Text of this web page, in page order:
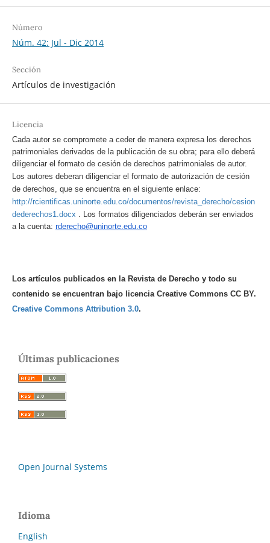
Número
Núm. 42: Jul - Dic 2014
Sección
Artículos de investigación
Licencia
Cada autor se compromete a ceder de manera expresa los derechos
patrimoniales derivados de la publicación de su obra; para ello deberá
diligenciar el formato de cesión de derechos patrimoniales de autor.
Los autores deberan diligenciar el formato de autorización de cesión
de derechos, que se encuentra en el siguiente enlace:
http://rcientificas.uninorte.edu.co/documentos/revista_derecho/cesion
dederechos1.docx . Los formatos diligenciados deberán ser enviados
a la cuenta: rderecho@uninorte.edu.co
Los artículos publicados en la Revista de Derecho y todo su
contenido se encuentran bajo licencia Creative Commons CC BY.
Creative Commons Attribution 3.0.
Últimas publicaciones
Open Journal Systems
Idioma
English